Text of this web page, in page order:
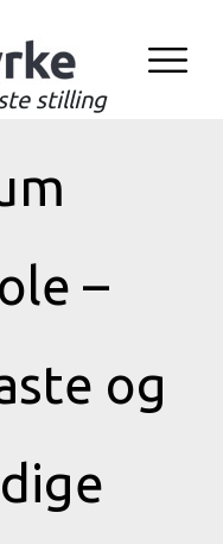
stilling
–
og